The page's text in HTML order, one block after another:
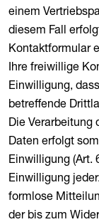
einem
diesem Fall
Kontaktformular
Ihre freiwillige
Einwilligung,
betreffende
Die Verarbeitung
Daten erfolgt
Einwilligung (Art.
Einwilligung
formlose
der bis zum